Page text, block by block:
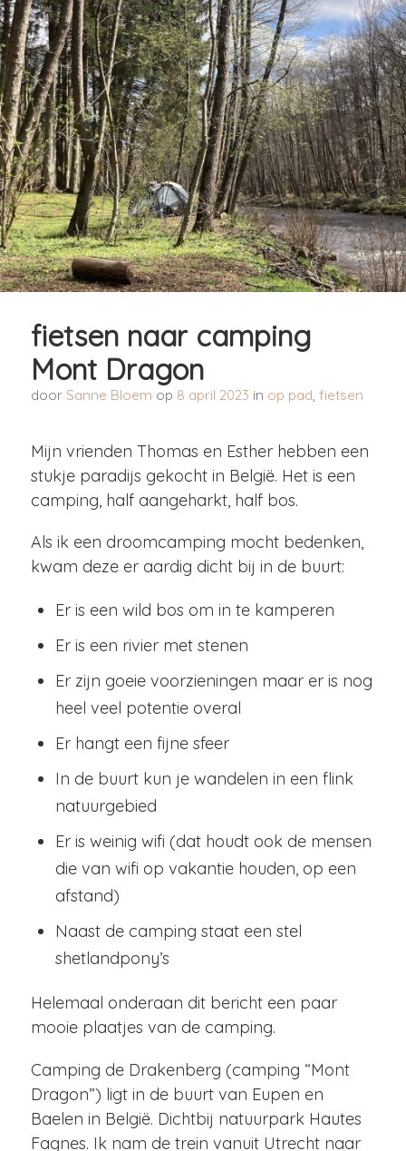
fietsen naar camping
Mont Dragon
door Sanne Bloem op 8 april 2023 in op pad fietsen
Mijn vrienden Thomas en Esther hebben een
stukje paradijs gekocht in België. Het is een
camping, half aangeharkt, half bos.
Als ik een droomcamping mocht bedenken,
kwam deze er aardig dicht bij in de buurt:
Er is een wild bos om in te kamperen
Er is een rivier met stenen
Er zijn goeie voorzieningen maar er is nog
heel veel potentie overal
Er hangt een fijne sfeer
In de buurt kun je wandelen in een flink
natuurgebied
Er is weinig wifi (dat houdt ook de mensen
die van wifi op vakantie houden, op een
afstand)
Naast de camping staat een stel
shetlandpony’s
Helemaal onderaan dit bericht een paar
mooie plaatjes van de camping.
Camping de Drakenberg (camping “Mont
Dragon”) ligt in de buurt van Eupen en
Baelen in België. Dichtbij natuurpark Hautes
Fagnes. Ik nam de trein vanuit Utrecht naar